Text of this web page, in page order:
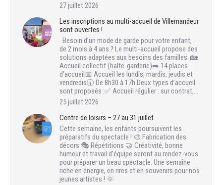
27 juillet 2026
Les inscriptions au multi-accueil de Villemandeur
sont ouvertes !
Besoin d’un mode de garde pour votre enfant,
de 2 mois à 4 ans ? Le multi-accueil propose des
solutions adaptées aux besoins des familles. 🏡
Accueil collectif (halte-garderie)➡️ 14 places
d’accueil📅 Accueil les lundis, mardis, jeudis et
vendredis🕣 De 8h30 à 17h Deux types d’accueil
sont proposés :✅ Accueil régulier : sur contrat,…
25 juillet 2026
Centre de loisirs – 27 au 31 juillet
Cette semaine, les enfants poursuivent les
préparatifs du spectacle ! 🎨 Fabrication des
décors 🎭 Répétitions 🤝 Créativité, bonne
humeur et travail d’équipe seront au rendez-vous
pour préparer un beau spectacle. Une semaine
riche en énergie, en rires et en souvenirs pour nos
jeunes artistes ! 🌞